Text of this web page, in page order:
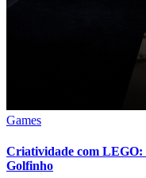
Games
Criatividade com LEGO:
Golfinho